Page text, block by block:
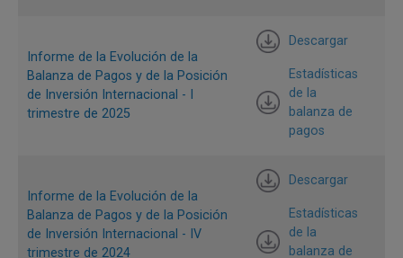
presenta con el mismo signo de la cuenta corriente. Por ejemplo, si la
cuenta corriente es deficitaria, la cuenta financiera es negativa
indicando que la economía acude a financiación externa y/o liquidar
sus activos externos para financiar su exceso de gasto corriente.
Informe de la Evolución de la
Balanza de Pagos y de la Posición
de Inversión Internacional - I
trimestre de 2025
Descargar
Estadísticas
de la
balanza de
pagos
Informe de la Evolución de la
Balanza de Pagos y de la Posición
de Inversión Internacional - IV
trimestre de 2024
Descargar
Estadísticas
de la
balanza de